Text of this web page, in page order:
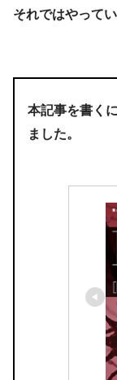
それではやって
本記事を書く
ました。